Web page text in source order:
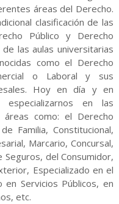
áreas del Derecho.
clasificación de las
Público y Derecho
las aulas universitarias
como el Derecho
o Laboral y sus
Hoy en día y en
en las
como: el Derecho
Familia, Constitucional,
Marcario, Concursal,
Seguros, del Consumidor,
Especializado en el
en Servicios Públicos, en
etc.